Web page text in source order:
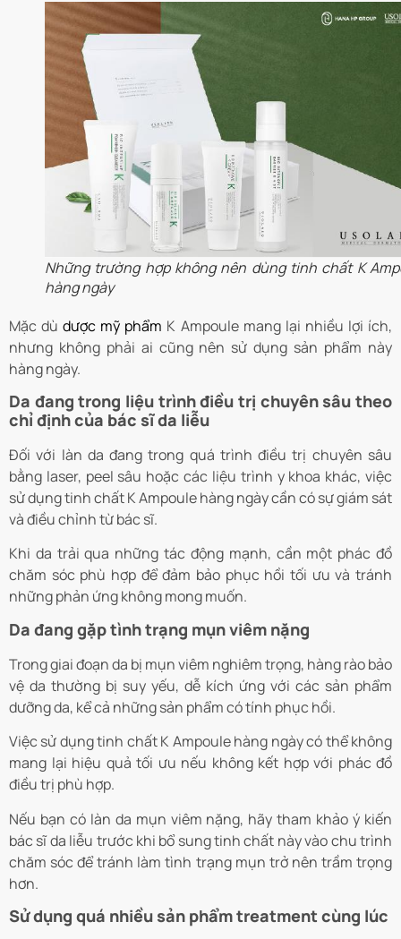
Những trường hợp không nên dùng tinh chất K
hàng ngày
Mặc dùdược mỹ phẩm K Ampoule mang lại nhiều lợi ích,
nhưng không phải ai cũng nên sử dụng sản phẩm này
hàng ngày.
Da đang trong liệu trình điều trị chuyên sâu theo
chỉ định của bác sĩ da liễu
Đối với làn da đang trong quá trình điều trị chuyên sâu
bằng laser, peel sâu hoặc các liệu trình y khoa khác, việc
sử dụng tinh chất K Ampoule hàng ngày cần có sự giám sát
và điều chỉnh từ bác sĩ.
Khi da trải qua những tác động mạnh, cần một phác đồ
chăm sóc phù hợp để đảm bảo phục hồi tối ưu và tránh
những phản ứng không mong muốn.
Da đang gặp tình trạng mụn viêm nặng
Trong giai đoạn da bị mụn viêm nghiêm trọng, hàng rào bảo
vệ da thường bị suy yếu, dễ kích ứng với các sản phẩm
dưỡng da, kể cả những sản phẩm có tính phục hồi.
Việc sử dụng tinh chất K Ampoule hàng ngày có thể không
mang lại hiệu quả tối ưu nếu không kết hợp với phác đồ
điều trị phù hợp.
Nếu bạn có làn da mụn viêm nặng, hãy tham khảo ý kiến
bác sĩ da liễu trước khi bổ sung tinh chất này vào chu trình
chăm sóc để tránh làm tình trạng mụn trở nên trầm trọng
hơn.
Sử dụng quá nhiều sản phẩm treatment cùng lúc